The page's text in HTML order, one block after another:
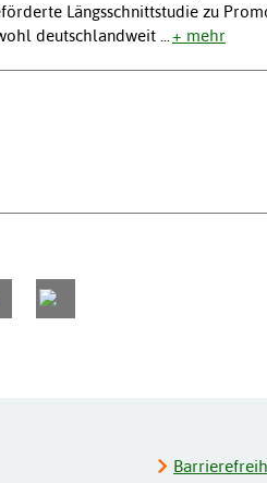
Längsschnittstudie zu
deutschlandweit
+ mehr